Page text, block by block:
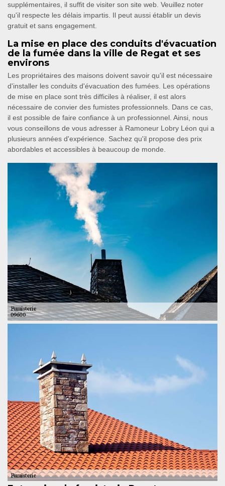
supplémentaires, il suffit de visiter son site web. Veuillez noter
qu'il respecte les délais impartis. Il peut aussi établir un devis
gratuit et sans engagement.
La mise en place des conduits d'évacuation
de la fumée dans la ville de Regat et ses
environs
Les propriétaires des maisons doivent savoir qu'il est nécessaire
d'installer les conduits d'évacuation des fumées. Les opérations
de mise en place sont très difficiles à réaliser, il est alors
nécessaire de convier des fumistes professionnels. Dans ce cas,
il est possible de faire confiance à un professionnel. Ainsi, nous
vous conseillons de vous adresser à Ramoneur Lobry Léon qui a
plusieurs années d'expérience. Sachez qu'il propose des prix
abordables et accessibles à beaucoup de monde.